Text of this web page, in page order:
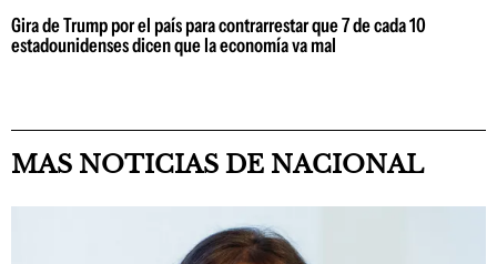
Gira de Trump por el país para contrarrestar que 7 de cada 10
estadounidenses dicen que la economía va mal
MAS NOTICIAS DE NACIONAL